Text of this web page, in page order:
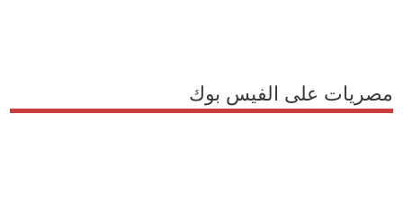
مصريات على الفيس بوك